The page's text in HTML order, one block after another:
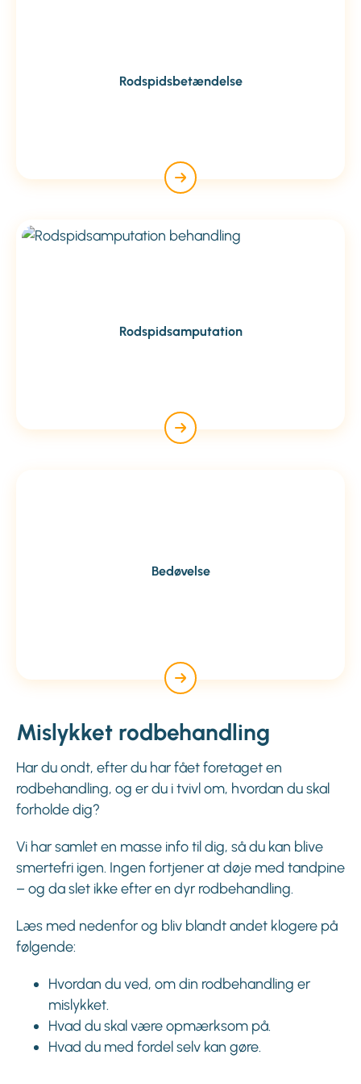
Rodspidsbetændelse
Rodspidsamputation
Bedøvelse
Mislykket rodbehandling
Har du ondt, efter du har fået foretaget en
rodbehandling, og er du i tvivl om, hvordan du skal
forholde dig?
Vi har samlet en masse info til dig, så du kan blive
smertefri igen. Ingen fortjener at døje med tandpine
– og da slet ikke efter en dyr rodbehandling.
Læs med nedenfor og bliv blandt andet klogere på
følgende:
Hvordan du ved, om din rodbehandling er
mislykket.
Hvad du skal være opmærksom på.
Hvad du med fordel selv kan gøre.